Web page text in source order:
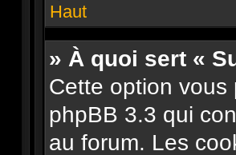
Haut
» À quoi sert «
Cette option vous
phpBB 3.3 qui
au forum. Les